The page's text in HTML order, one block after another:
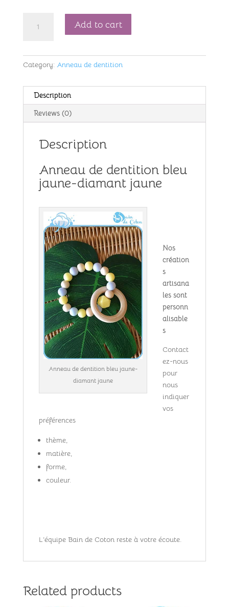
bleu
jaune-
jaune-
218568
quantity
Add to cart
Category: Anneau de dentition
Description
Reviews (0)
Description
Anneau de dentition bleu
jaune-diamant jaune
Anneau de dentition bleu jaune-
diamant jaune
Nos
création
s
artisana
les sont
personn
alisable
s
Contact
ez-nous
pour
nous
indiquer
vos
préférences
thème,
matière,
forme,
couleur.
L’équipe Bain de Coton reste à votre écoute.
Related products